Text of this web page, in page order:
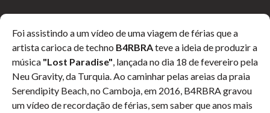
Foi assistindo a um vídeo de uma viagem de férias que a
artista carioca de techno B4RBRAteve a ideia de produzir a
música "Lost Paradise", lançada no dia 18 de fevereiro pela
Neu Gravity, da Turquia. Ao caminhar pelas areias da praia
Serendipity Beach, no Camboja, em 2016, B4RBRA gravou
um vídeo de recordação de férias, sem saber que anos mais